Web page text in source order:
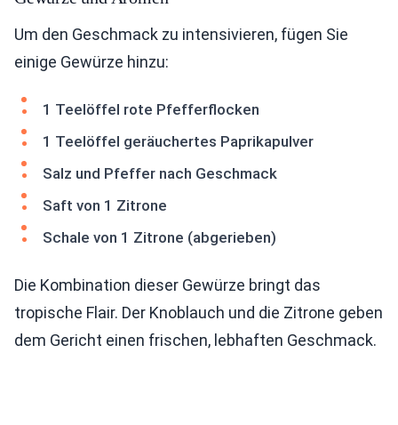
Um den Geschmack zu intensivieren, fügen Sie
einige Gewürze hinzu:
1 Teelöffel rote Pfefferflocken
1 Teelöffel geräuchertes Paprikapulver
Salz und Pfeffer nach Geschmack
Saft von 1 Zitrone
Schale von 1 Zitrone (abgerieben)
Die Kombination dieser Gewürze bringt das
tropische Flair. Der Knoblauch und die Zitrone geben
dem Gericht einen frischen, lebhaften Geschmack.